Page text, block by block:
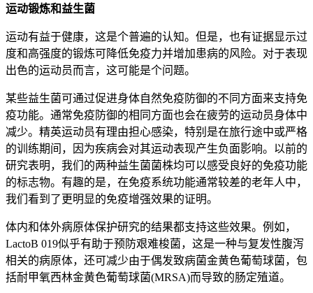
运动锻炼和益生菌
运动有益于健康，这是个普遍的认知。但是，也有证据显示过
度和高强度的锻炼可降低免疫力并增加患病的风险。对于表现
出色的运动员而言，这可能是个问题。
某些益生菌可通过促进身体自然免疫防御的不同方面来支持免
疫功能。通常免疫防御的相同方面也会在疲劳的运动员身体中
减少。精英运动员有理由担心感染，特别是在旅行途中或严格
的训练期间，因为疾病会对其运动表现产生负面影响。以前的
研究表明，我们的两种益生菌菌株均可以感受良好的免疫功能
的标志物。有趣的是，在免疫系统功能通常较差的老年人中，
我们看到了更明显的免疫增强效果的证明。
体内和体外病原体保护研究的结果都支持这些效果。例如，
LactoB 019似乎有助于预防艰难梭菌，这是一种与复发性腹泻
相关的病原体，还可减少由于偶发致病菌金黄色葡萄球菌，包
括耐甲氧西林金黄色葡萄球菌(MRSA)而导致的肠定殖道。